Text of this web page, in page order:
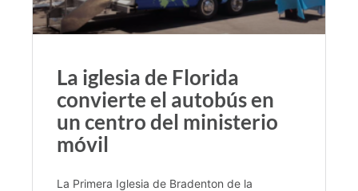
La iglesia de Florida
convierte el autobús en
un centro del ministerio
móvil
La Primera Iglesia de Bradenton de la